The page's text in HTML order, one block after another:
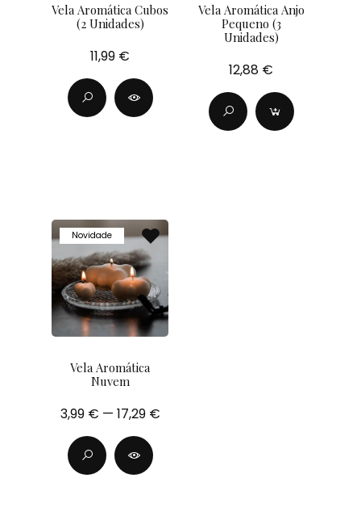
Vela Aromática Cubos
(2 Unidades)
11,99 €
Vela Aromática Anjo
Pequeno (3
Unidades)
12,88 €
Novidade
Vela Aromática
Nuvem
3,99 € — 17,29 €